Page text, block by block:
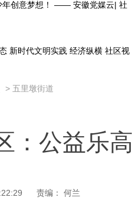
年创意梦想！ —— 安徽党媒云| 社
新时代文明实践 经济纵横 社区视
> 五里墩街道
：公益乐
责编： 何兰